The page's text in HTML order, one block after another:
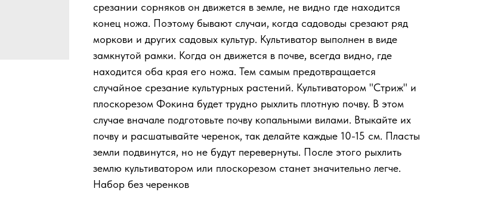
срезании сорняков он движется в земле, не видно где находится
конец ножа. Поэтому бывают случаи, когда садоводы срезают ряд
моркови и других садовых культур. Культиватор выполнен в виде
замкнутой рамки. Когда он движется в почве, всегда видно, где
находится оба края его ножа. Тем самым предотвращается
случайное срезание культурных растений. Культиватором "Стриж" и
плоскорезом Фокина будет трудно рыхлить плотную почву. В этом
случае вначале подготовьте почву копальными вилами. Втыкайте их
почву и расшатывайте черенок, так делайте каждые 10-15 см. Пласты
земли подвинутся, но не будут перевернуты. После этого рыхлить
землю культиватором или плоскорезом станет значительно легче.
Набор без черенков